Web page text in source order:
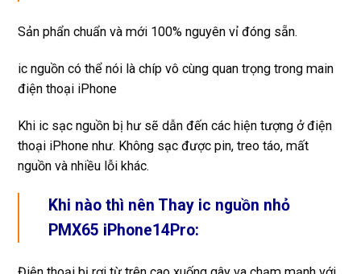
Sản phẩn chuẩn và mới 100% nguyên vỉ đóng sẵn.
ic nguồn có thể nói là chíp vô cùng quan trọng trong main
điện thoại iPhone
Khi ic sạc nguồn bị hư sẽ dẫn đến các hiện tượng ở điện
thoại iPhone như. Không sạc được pin, treo táo, mất
nguồn và nhiều lỗi khác.
Khi nào thì nên Thay ic nguồn nhỏ
PMX65 iPhone14Pro: